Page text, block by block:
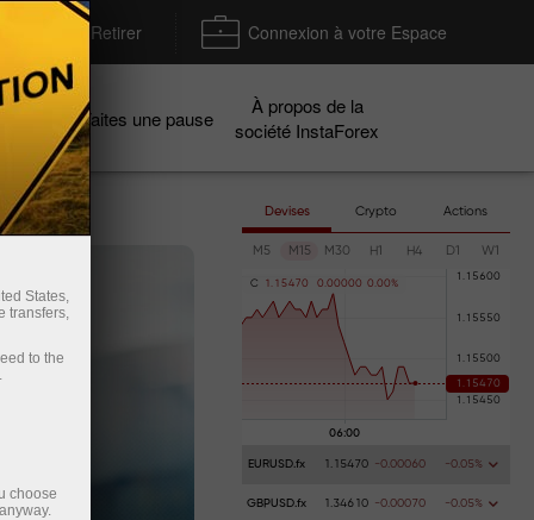
Déposer / Retirer Connexion à votre Espace
Faites une pause
À propos de la
société InstaForex
Devises Crypto Actions
M5 M15 M30 H1 H4 D1 W1
C 1 . 1 54 70 0 .00000 0 .00%
EURUSD.fx 1.15470 -0.00060 -0.05%
GBPUSD.fx 1.34610 -0.00070 -0.05%
States,
transfers,
to the
choose